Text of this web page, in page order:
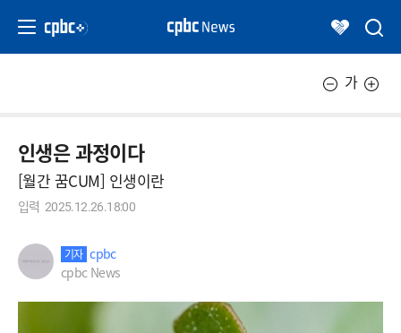
가
인생은 과정이다
[월간 꿈CUM] 인생이란
입력 2025.12.26.18:00
기자 cpbc
cpbc News